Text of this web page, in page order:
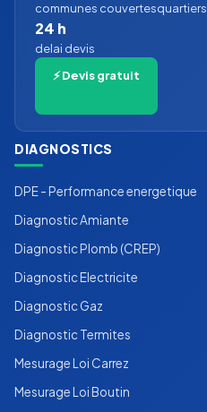
communes couvertesquartiers
24 h
delai devis
⚡ Devis gratuit
DIAGNOSTICS
DPE - Performance energetique
Diagnostic Amiante
Diagnostic Plomb (CREP)
Diagnostic Electricite
Diagnostic Gaz
Diagnostic Termites
Mesurage Loi Carrez
Mesurage Loi Boutin